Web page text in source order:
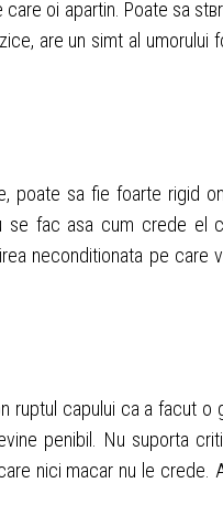
оi apartin. Poate sa
are un simt al
poate sa fie foarte rigid
se fac asa cum crede el
neconditionata pe care
ruptul capului ca a facut
penibil. Nu suporta
nici macar nu le crede.